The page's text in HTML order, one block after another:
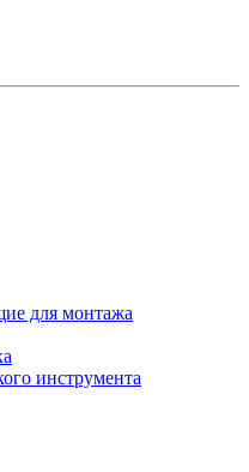
для монтажа
инструмента